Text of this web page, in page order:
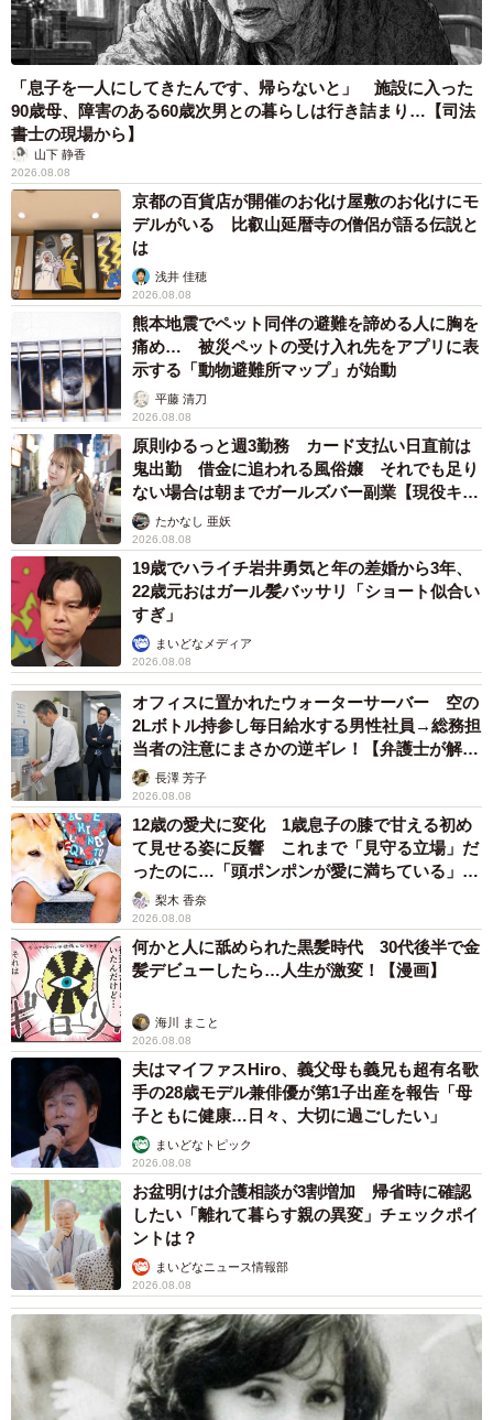
「息子を一人にしてきたんです、帰らないと」 施設に入った
90歳母、障害のある60歳次男との暮らしは行き詰まり…【司法
書士の現場から】
山下 静香
2026.08.08
京都の百貨店が開催のお化け屋敷のお化けにモ
デルがいる 比叡山延暦寺の僧侶が語る伝説と
は
浅井 佳穂
2026.08.08
熊本地震でペット同伴の避難を諦める人に胸を
痛め… 被災ペットの受け入れ先をアプリに表
示する「動物避難所マップ」が始動
平藤 清刀
2026.08.08
原則ゆるっと週3勤務 カード支払い日直前は
鬼出勤 借金に追われる風俗嬢 それでも足り
ない場合は朝までガールズバー副業【現役キャ
ストに取材】
たかなし 亜妖
2026.08.08
19歳でハライチ岩井勇気と年の差婚から3年、
22歳元おはガール髪バッサリ「ショート似合い
すぎ」
まいどなメディア
2026.08.08
オフィスに置かれたウォーターサーバー 空の
2Lボトル持参し毎日給水する男性社員→総務担
当者の注意にまさかの逆ギレ！【弁護士が解
説】長澤 芳子
2026.08.08
12歳の愛犬に変化 1歳息子の膝で甘える初め
て見せる姿に反響 これまで「見守る立場」だ
ったのに…「頭ポンポンが愛に満ちている」
「尊…」
梨木 香奈
2026.08.08
何かと人に舐められた黒髪時代 30代後半で金
髪デビューしたら…人生が激変！【漫画】
海川 まこと
2026.08.08
夫はマイファスHiro、義父母も義兄も超有名歌
手の28歳モデル兼俳優が第1子出産を報告「母
子ともに健康…日々、大切に過ごしたい」
まいどなトピック
2026.08.08
お盆明けは介護相談が3割増加 帰省時に確認
したい「離れて暮らす親の異変」チェックポイ
ントは？
まいどなニュース情報部
2026.08.08